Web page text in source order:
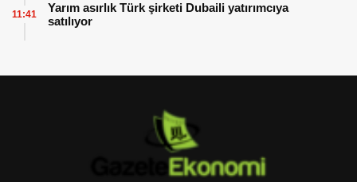
Yarım asırlık Türk şirketi Dubaili yatırımcıya
satılıyor
11:41